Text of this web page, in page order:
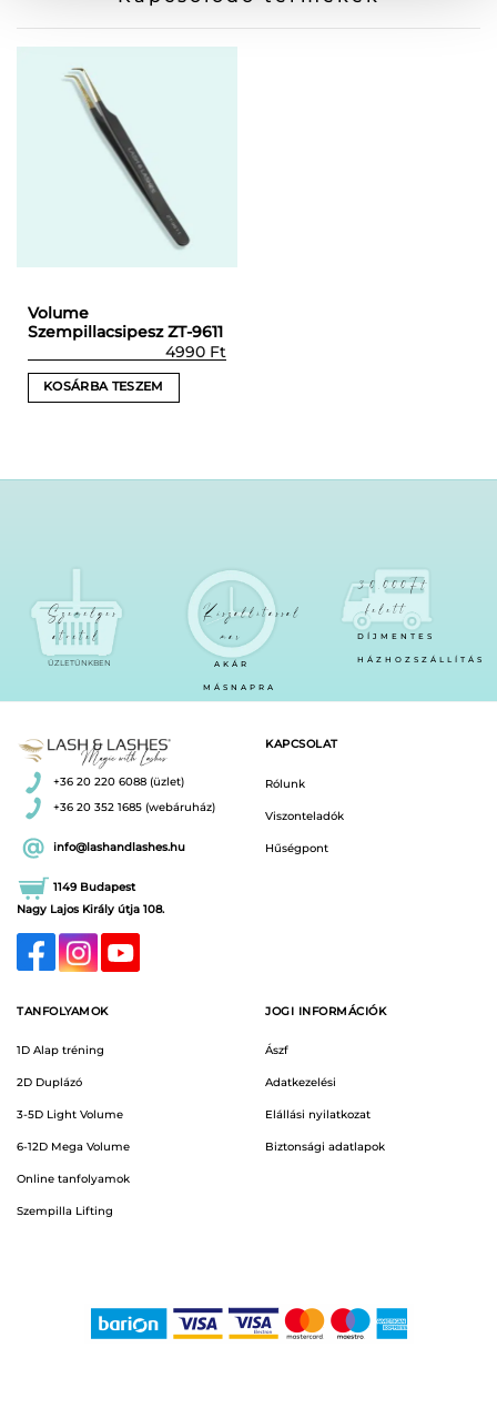
Volume
Szempillacsipesz ZT-9611
4990 Ft
KOSÁRBA TESZEM
Személyes
átvétel
ÜZLETÜNKBEN
Kiszállítással
már
AKÁR
MÁSNAPRA
30.000Ft
felett
DÍJMENTES
HÁZHOZSZÁLLÍTÁS
+36 20 220 6088 (üzlet)
+36 20 352 1685 (webáruház)
info@lashandlashes.hu
1149 Budapest
Nagy Lajos Király útja 108.
KAPCSOLAT
Rólunk
Viszonteladók
Hűségpont
TANFOLYAMOK
1D Alap tréning
2D Duplázó
3-5D Light Volume
6-12D Mega Volume
Online tanfolyamok
Szempilla Lifting
JOGI INFORMÁCIÓK
Ászf
Adatkezelési
Elállási nyilatkozat
Biztonsági adatlapok